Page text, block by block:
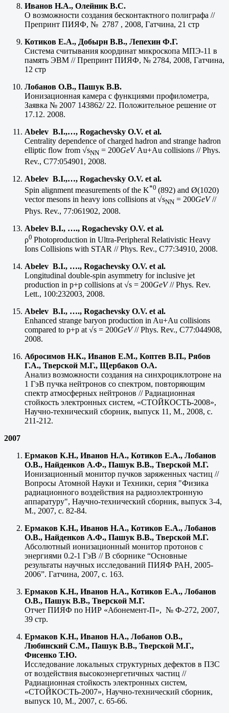
Иванов Н.А., Олейник В.С.
О возможности создания бесконтактного полиграфа //
Препринт ПИЯФ, № 2787 , 2008, Гатчина, 21 стр
Котиков Е.А., Добырн В.В., Лепехин Ф.Г.
Система считывания координат микроскопа МПЭ-11 в
память ЭВМ // Препринт ПИЯФ, № 2784, 2008, Гатчина,
12 стр
Лобанов О.В., Пашук В.В.
Ионизационная камера с функциями профилометра,
Заявка № 2007 143862/ 22. Положительное решение от
17.12. 2008.
Abelev B.I.,…, Rogachevsky O.V. et al.
Centrality dependence of charged hadron and strange hadron
elliptic flow from √sNN = 200GeVAu+Au collisions // Phys.
Rev., C77:054901, 2008.
Abelev B.I.,…, Rogachevsky O.V. et al.
Spin alignment measurements of the K*0 (892) and Ø(1020)
vector mesons in heavy ions collisions at √sNN = 200GeV//
Phys. Rev., 77:061902, 2008.
Abelev B.I., …., Rogachevsky O.V. et al.
ρ0 Photoproduction in Ultra-Peripheral Relativistic Heavy
Ions Collisions with STAR // Phys. Rev., C77:34910, 2008.
Abelev B.I., …., Rogachevsky O.V. et al.
Longitudinal double-spin asymmetry for inclusive jet
production in p+p collisions at √s = 200GeV// Phys. Rev.
Lett., 100:232003, 2008.
Abelev B.I., …., Rogachevsky O.V. et al.
Enhanced strange baryon production in Au+Au collisions
compared to p+p at √s = 200GeV// Phys. Rev., C77:044908,
2008.
Абросимов Н.К., Иванов Е.М., Коптев В.П., Рябов
Г.А., Тверской М.Г., Щербаков О.А.
Анализ возможности создания на синхроциклотроне на
1 ГэВ пучка нейтронов со спектром, повторяющим
спектр атмосферных нейтронов // Радиационная
стойкость электронных систем, «СТОЙКОСТЬ-2008»,
Научно-технический сборник, выпуск 11, М., 2008, с.
211-212.
2007
Ермаков К.Н., Иванов Н.А., Котиков Е.А., Лобанов
О.В., Найденков А.Ф., Пашук В.В., Тверской М.Г.
Ионизационный монитор пучков заряженных частиц //
Вопросы Атомной Науки и Техники, серия "Физика
радиационного воздействия на радиоэлектронную
аппаратуру", Научно-технический сборник, выпуск 3-4,
М., 2007, с. 82-84.
Ермаков К.Н., Иванов Н.А., Котиков Е.А., Лобанов
О.В., Найденков А.Ф., Пашук В.В., Тверской М.Г.
Абсолютный ионизационный монитор протонов с
энергиями 0.2-1 ГэВ // В сборнике “Основные
результаты научных исследований ПИЯФ РАН, 2005-
2006”. Гатчина, 2007, с. 163.
Ермаков К.Н., Иванов Н.А., Котиков Е.А., Лобанов
О.В., Пашук В.В., Тверской М.Г.
Отчет ПИЯФ по НИР «Абонемент-П», № Ф-272, 2007,
39 стр.
Ермаков К.Н., Иванов Н.А., Лобанов О.В.,
Любинский С.М., Пашук В.В., Тверской М.Г.,
Фисенко Т.Ю.
Исследование локальных структурных дефектов в ПЗС
от воздействия высокоэнергетичных частиц //
Радиационная стойкость электронных систем,
«СТОЙКОСТЬ-2007», Научно-технический сборник,
выпуск 10, М., 2007, с. 65-66.